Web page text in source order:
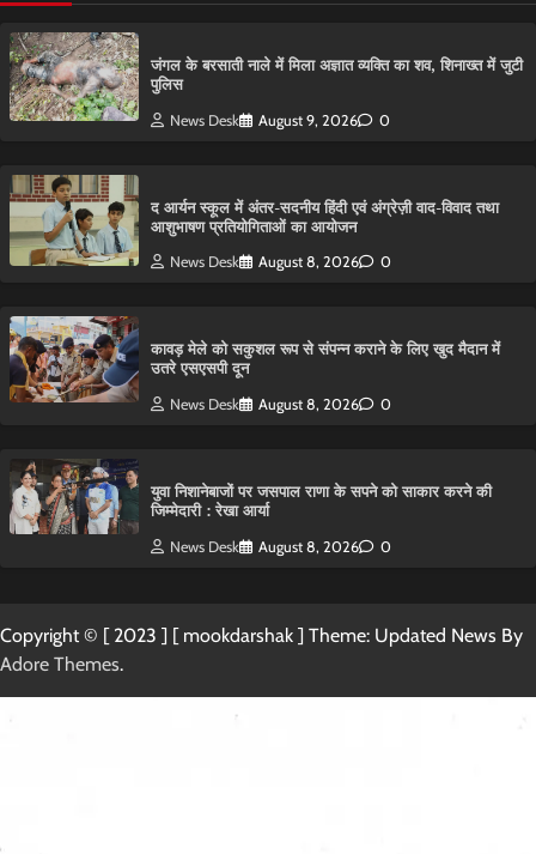
​जंगल के बरसाती नाले में मिला अज्ञात व्यक्ति का शव, शिनाख्त में जुटी
पुलिस
News Desk August 9, 2026 0
द आर्यन स्कूल में अंतर-सदनीय हिंदी एवं अंग्रेज़ी वाद-विवाद तथा
आशुभाषण प्रतियोगिताओं का आयोजन
News Desk August 8, 2026 0
कावड़ मेले को सकुशल रूप से संपन्न कराने के लिए खुद मैदान में
उतरे एसएसपी दून
News Desk August 8, 2026 0
युवा निशानेबाजों पर जसपाल राणा के सपने को साकार करने की
जिम्मेदारी : रेखा आर्या
News Desk August 8, 2026 0
Copyright © [ 2023 ] [ mookdarshak ] Theme: Updated News By
Adore Themes.